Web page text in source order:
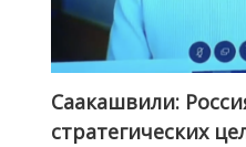
Саакашвили:
стратегических